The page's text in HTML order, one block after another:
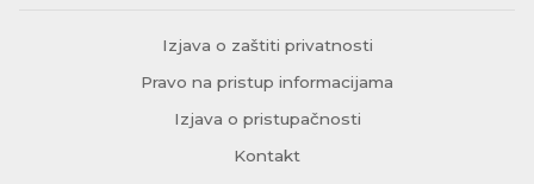
Izjava o zaštiti privatnosti
Pravo na pristup informacijama
Izjava o pristupačnosti
Kontakt